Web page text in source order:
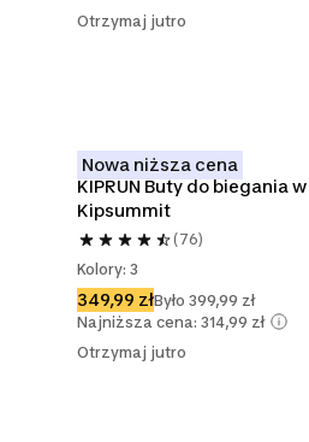
Otrzymaj jutro
Nowa niższa cena
KIPRUN Buty do biegania
Kipsummit
(76)
Kolory: 3
349,99 złByło 399,99 zł
Najniższa cena: 314,99 zł
Otrzymaj jutro